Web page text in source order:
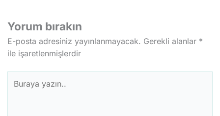
Yorum bırakın
E-posta adresiniz yayınlanmayacak. Gerekli alanlar *
ile işaretlenmişlerdir
yazın..